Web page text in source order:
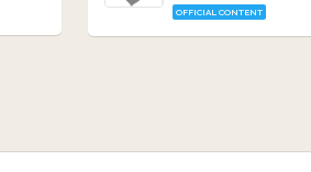
OFFICIAL CONTENT